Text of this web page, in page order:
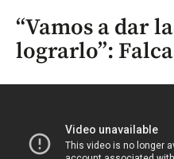
“Vamos a dar
lograrlo”: